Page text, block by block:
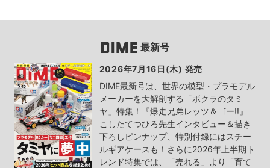
最新号
2026年7月16日(木) 発売
DIME最新号は、世界の模型・プラモデル
メーカーを大解剖する「ボクラのタミ
ヤ」特集！『爆走兄弟レッツ＆ゴー!!』
こしたてつひろ先生インタビュー＆描き
下ろしピンナップ、特別付録にはスチー
ルギアケースも！さらに2026年上半期ト
レンド特集では、「売れる」より「育て